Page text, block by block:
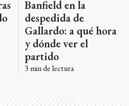
Banfield en la
despedida de
Gallardo: a qué hora
y dónde ver el
partido
3 min de lectura